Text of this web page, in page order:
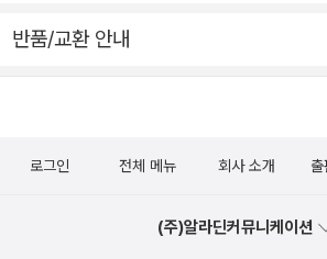
반품/교환 안내
로그인 전체 메뉴 회사 소개
(주)알라딘커뮤니케이션